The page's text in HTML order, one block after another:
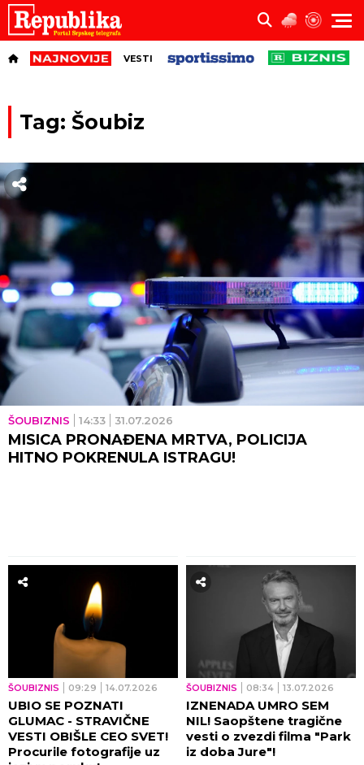
VESTI
Tag: Šoubiz
ŠOUBIZNIS 14:33 31.07.2026
MISICA PRONAĐENA MRTVA, POLICIJA
HITNO POKRENULA ISTRAGU!
ŠOUBIZNIS 09:29 14.07.2026
UBIO SE POZNATI
GLUMAC - STRAVIČNE
VESTI OBIŠLE CEO SVET!
Procurile fotografije uz
ŠOUBIZNIS 08:34 13.07.2026
IZNENADA UMRO SEM
NIL! Saopštene tragične
vesti o zvezdi filma "Park
iz doba Jure"!